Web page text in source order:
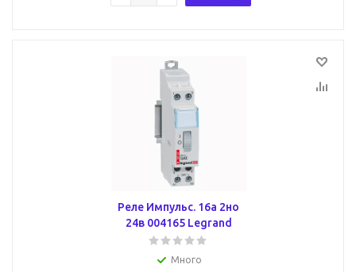
Реле Импульс. 16a 2но
24в 004165 Legrand
Много